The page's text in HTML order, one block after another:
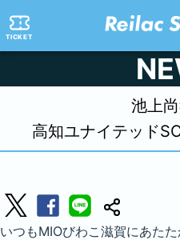
TICKET
池上
高知ユナイテッド
いつもMIOびわこ滋賀にあた